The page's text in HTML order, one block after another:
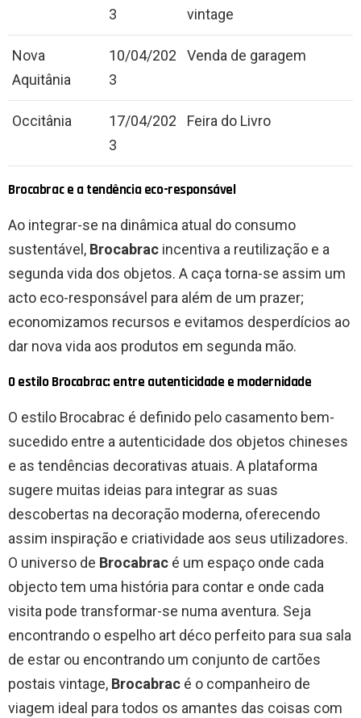
3 vintage
Nova
Aquitânia
10/04/202
3
Venda de garagem
Occitânia
17/04/202
3
Feira do Livro
Brocabrac e a tendência eco-responsável
Ao integrar-se na dinâmica atual do consumo
sustentável, Brocabrac incentiva a reutilização e a
segunda vida dos objetos. A caça torna-se assim um
acto eco-responsável para além de um prazer;
economizamos recursos e evitamos desperdícios ao
dar nova vida aos produtos em segunda mão.
O estilo Brocabrac: entre autenticidade e modernidade
O estilo Brocabrac é definido pelo casamento bem-
sucedido entre a autenticidade dos objetos chineses
e as tendências decorativas atuais. A plataforma
sugere muitas ideias para integrar as suas
descobertas na decoração moderna, oferecendo
assim inspiração e criatividade aos seus utilizadores.
O universo de Brocabrac é um espaço onde cada
objecto tem uma história para contar e onde cada
visita pode transformar-se numa aventura. Seja
encontrando o espelho art déco perfeito para sua sala
de estar ou encontrando um conjunto de cartões
postais vintage, Brocabrac é o companheiro de
viagem ideal para todos os amantes das coisas com